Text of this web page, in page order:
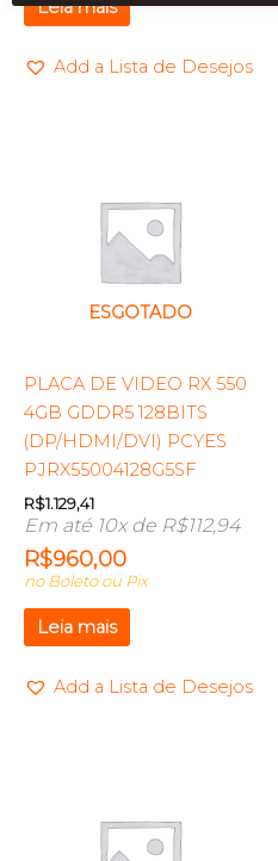
Leia mais
Add a Lista de Desejos
ESGOTADO
PLACA DE VIDEO RX 550
4GB GDDR5 128BITS
(DP/HDMI/DVI) PCYES
PJRX55004128G5SF
R$1.129,41
Em até 10x de R$112,94
R$960,00
no Boleto ou Pix
Leia mais
Add a Lista de Desejos